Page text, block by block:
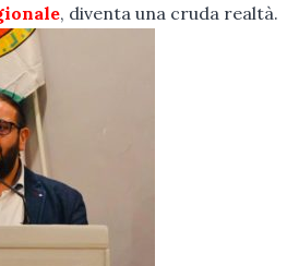
, diventa una cruda realtà.